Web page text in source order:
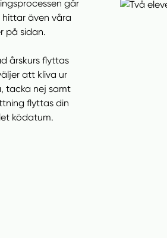
går
hittar även våra
på sidan.
årskurs flyttas
att kliva ur
tacka nej samt
flyttas din
ködatum.